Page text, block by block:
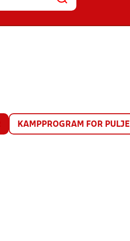
KAMPPROGRAM FOR PULJE